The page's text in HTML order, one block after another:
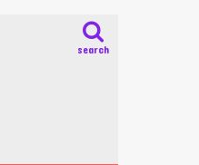
search